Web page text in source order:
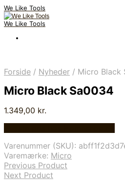
We Like Tools
We Like Tools
Forside / Nyheder / Micro Black
Micro Black Sa0034
1.349,00 kr.
Varenummer (SKU):
Varemærke: Micro
Previous Product
Next Product